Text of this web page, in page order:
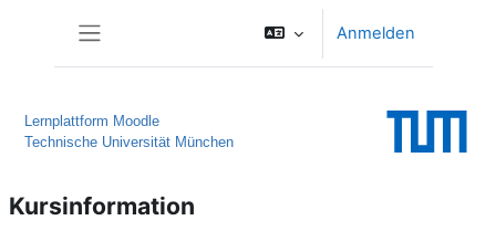
Anmelden
Lernplattform Moodle
Technische Universität München
Kursinformation